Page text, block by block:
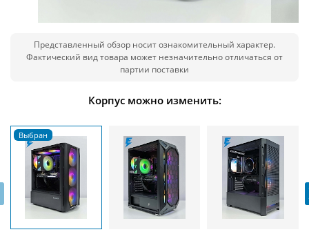
Представленный обзор носит ознакомительный характер.
Фактический вид товара может незначительно отличаться от
партии поставки
Корпус можно изменить: